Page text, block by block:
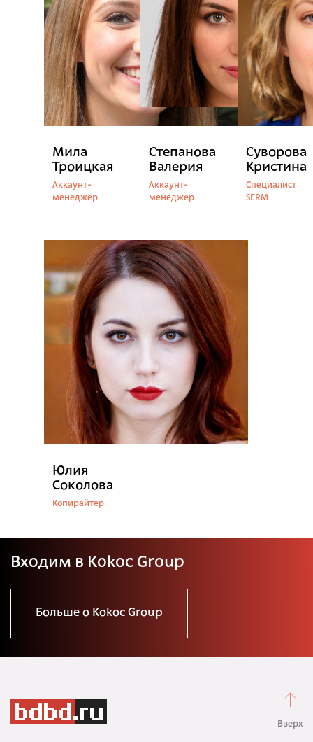
Мила
Троицкая
Аккаунт-
менеджер
Степанова
Валерия
Аккаунт-
менеджер
Суворова
Кристина
Специалист
SERM
Юлия
Соколова
Копирайтер
Входим в Kokoc Group
Больше о Kokoc Group
Вверх